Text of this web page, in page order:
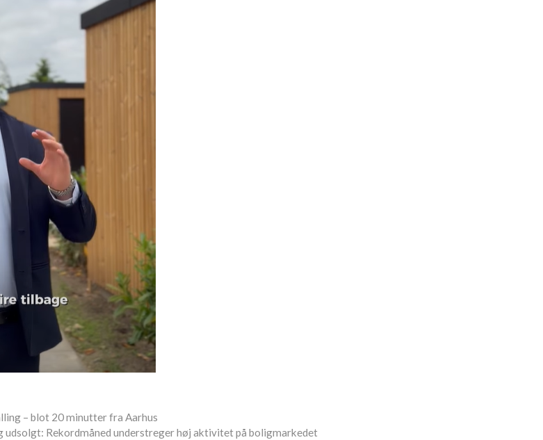
– blot 20 minutter fra Aarhus
Rekordmåned understreger høj aktivitet på boligmarkedet